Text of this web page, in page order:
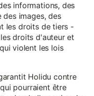
informations, des
images, des
les droits de tiers -
droits d'auteur et
violent les lois
Holidu contre
pourraient être